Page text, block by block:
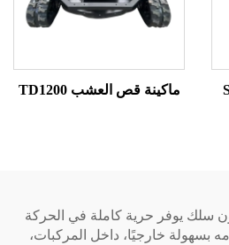
ماكينة قص العشب TD1200
يوفر حرية كاملة في الحركة
خارجيًا، داخل المركبات،